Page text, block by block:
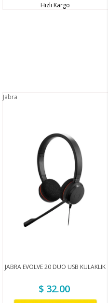
Hızlı Kargo
Jabra
JABRA EVOLVE 20 DUO USB KULAKLIK
$ 32.00